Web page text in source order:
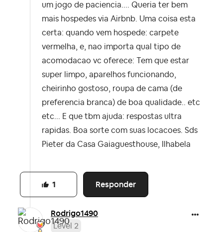
um jogo de paciencia.... Queria ter bem
mais hospedes via Airbnb. Uma coisa esta
certa: quando vem hospede: carpete
vermelha, e, nao importa qual tipo de
acomodacao vc oferece: Tem que estar
super limpo, aparelhos funcionando,
cheirinho gostoso, roupa de cama (de
preferencia branca) de boa qualidade.. etc
etc... E que tbm ajuda: respostas ultra
rapidas. Boa sorte com suas locacoes. Sds
Pieter da Casa Gaiaguesthouse, Ilhabela
Responder
1
Rodrigo1490
Level 2